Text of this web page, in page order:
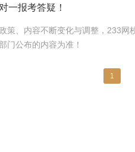
一报考答疑！
策、内容不断变化与调整，233网
门公布的内容为准！
1